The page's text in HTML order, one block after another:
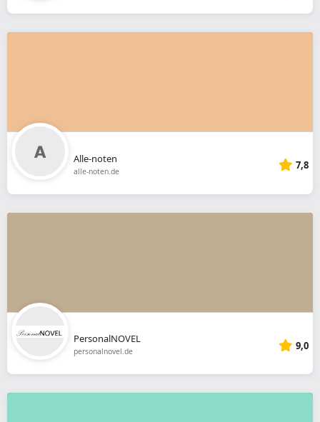
Alle-noten
alle-noten.de 7,8
PersonalNOVEL
personalnovel.de 9,0